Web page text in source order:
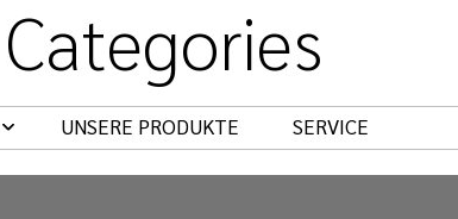
Impressum Datenschutzrichtlinien
UNSERE PRODUKTE SERVICE